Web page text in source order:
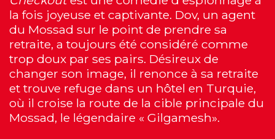
la fois joyeuse et captivante. Dov, un agent
du Mossad sur le point de prendre sa
retraite, a toujours été considéré comme
trop doux par ses pairs. Désireux de
changer son image, il renonce à sa retraite
et trouve refuge dans un hôtel en Turquie,
où il croise la route de la cible principale du
Mossad, le légendaire « Gilgamesh».